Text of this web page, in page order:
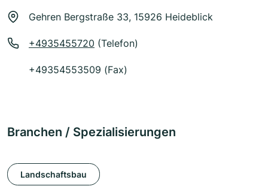
Gehren Bergstraße 33, 15926 Heideblick
+4935455720 (Telefon)
+49354553509 (Fax)
Branchen / Spezialisierungen
Landschaftsbau